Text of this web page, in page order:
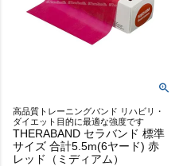
高品質トレーニングバンド リハビリ・
ダイエット目的に最適な強度です
THERABAND セラバンド 標準
サイズ 合計5.5m(6ヤード) 赤
レッド（ミディアム）